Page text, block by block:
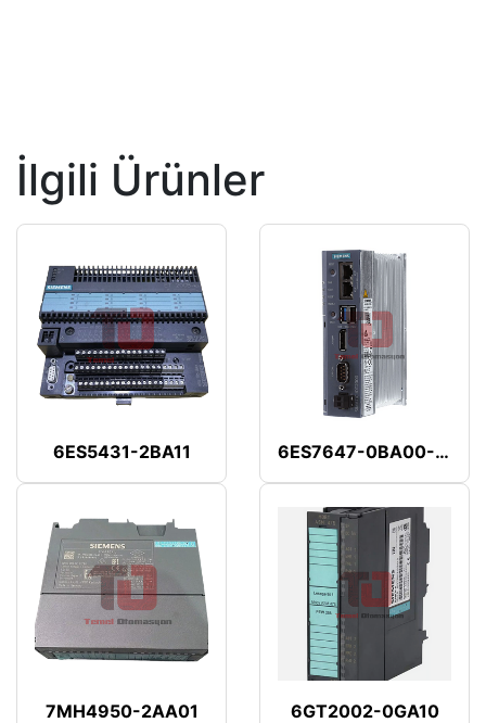
İlgili Ürünler
6ES5431-2BA11 6ES7647-0BA00-1YA2
7MH4950-2AA01 6GT2002-0GA10